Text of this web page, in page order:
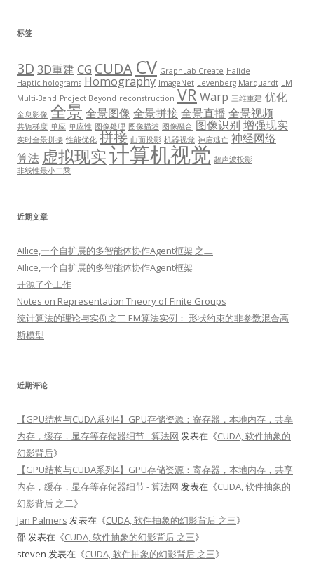
标签
3D 3D重建 CG CUDA CV GraphLab Create Halide
Haptic holograms Homography ImageNet Levenberg-Marquardt LM
Multi-Band Project Beyond reconstruction VR Warp 三维重建 优化
全息影像 全景 全景图像 全景拼接全景直播 全景视频
共轭梯度 单应 单应性 图像处理 图像描述 图像融合 图像识别 增强现实
实时全景拼接 性能优化 拼接 曲面投影 机器视觉 神庙逃亡 神经网络
算法 虚拟现实计算机视觉 超声波投影
非线性最小二乘
近期文章
AIlice,一个自扩展的多智能体协作Agent框架 之二
AIlice,一个自扩展的多智能体协作Agent框架
开源了个工作
Notes on Representation Theory of Finite Groups
统计算法的理论与实例之二 EM算法实例： 形状约束的非参数混合高
斯模型
近期评论
【GPU结构与CUDA系列4】GPU存储资源：寄存器，本地内存，共享
内存，缓存，显存等存储器细节 - 算法网 发表在《CUDA, 软件抽象的
幻影背后》
【GPU结构与CUDA系列4】GPU存储资源：寄存器，本地内存，共享
内存，缓存，显存等存储器细节 - 算法网 发表在《CUDA, 软件抽象的
幻影背后 之二》
Jan Palmers 发表在《CUDA, 软件抽象的幻影背后 之三》
邵 发表在《CUDA, 软件抽象的幻影背后 之三》
steven 发表在《CUDA, 软件抽象的幻影背后 之三》